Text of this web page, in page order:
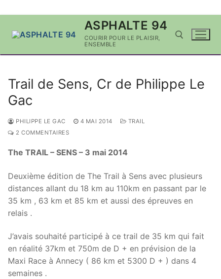
ASPHALTE 94
COURIR POUR LE PLAISIR,
ENSEMBLE
Trail de Sens, Cr de Philippe Le
Gac
PHILIPPE LE GAC 4 MAI 2014
TRAIL
2 COMMENTAIRES
The TRAIL – SENS – 3 mai 2014
Deuxième édition de The Trail à Sens avec plusieurs
distances allant du 18 km au 110km en passant par le
35 km , 63 km et 85 km et aussi des épreuves en
relais .
J’avais souhaité participé à ce trail de 35 km qui fait
en réalité 37km et 750m de D + en prévision de la
Maxi Race à Annecy ( 86 km et 5300 D + ) dans 4
semaines .